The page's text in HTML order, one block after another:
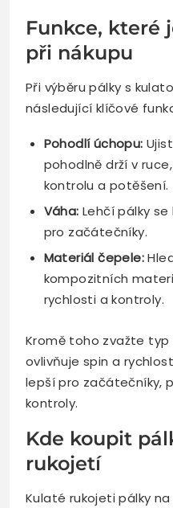
Funkce, které
při nákupu
Při výběru pálky s
následující klíčové
Pohodlí úchopu:
pohodlně drží v
kontrolu a potěšení.
Váha: Lehčí pálky
pro začátečníky.
Materiál čepele:
kompozitních
rychlosti a kontroly.
Kromě toho zvažte
ovlivňuje spin a
lepší pro začátečníky,
kontroly.
Kde koupit
rukojetí
Kulaté rukojeti pálky